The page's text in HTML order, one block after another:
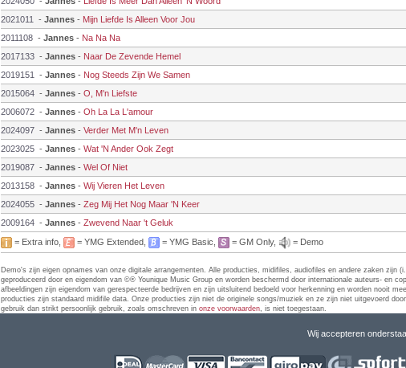
2021011
- Jannes - Mijn Liefde Is Alleen Voor Jou
2011108 - Jannes - Na Na Na
2017133 - Jannes - Naar De Zevende Hemel
2019151
- Jannes - Nog Steeds Zijn We Samen
2015064 - Jannes - O, M'n Liefste
2006072 - Jannes - Oh La La L'amour
2024097 - Jannes - Verder Met M'n Leven
2023025 - Jannes - Wat 'N Ander Ook Zegt
2019087 - Jannes - Wel Of Niet
2013158 - Jannes - Wij Vieren Het Leven
2024055 - Jannes - Zeg Mij Het Nog Maar 'N Keer
2009164 - Jannes - Zwevend Naar 't Geluk
= Extra info,
= YMG Extended, = YMG Basic, = GM Only, = Demo
Demo's zijn eigen opnames van onze digitale arrangementen. Alle producties, midifiles, audiofiles en andere zaken zijn
geproduceerd door en eigendom van ©® Younique Music Group en worden beschermd door internationale auteurs- en
afbeeldingen zijn eigendom van gerespecteerde bedrijven en zijn uitsluitend bedoeld voor herkenning en worden nooit
producties zijn standaard midifile data. Onze producties zijn niet de originele songs/muziek en ze zijn niet uitgevoerd
gebruik dan strikt persoonlijk gebruik, zoals omschreven in onze voorwaarden, is niet toegestaan.
Wij accepteren